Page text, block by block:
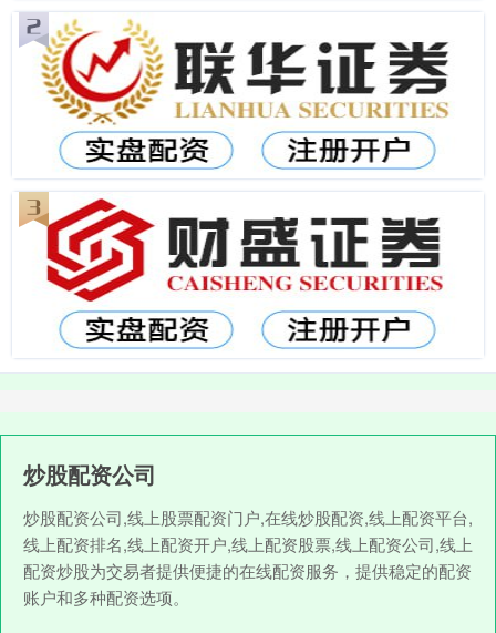
炒股配资公司
炒股配资公司,线上股票配资门户,在线炒股配资,线上配资平台,
线上配资排名,线上配资开户,线上配资股票,线上配资公司,线上
配资炒股为交易者提供便捷的在线配资服务，提供稳定的配资
账户和多种配资选项。